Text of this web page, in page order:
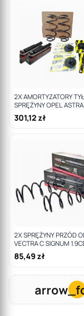
2X AMORTYZATORY
SPRĘŻYNY OPEL
Kombi
301,12 zł
2X SPRĘŻYNY PRZÓD
VECTRA C SIGNUM
2.0 2.2DTI
85,49 zł